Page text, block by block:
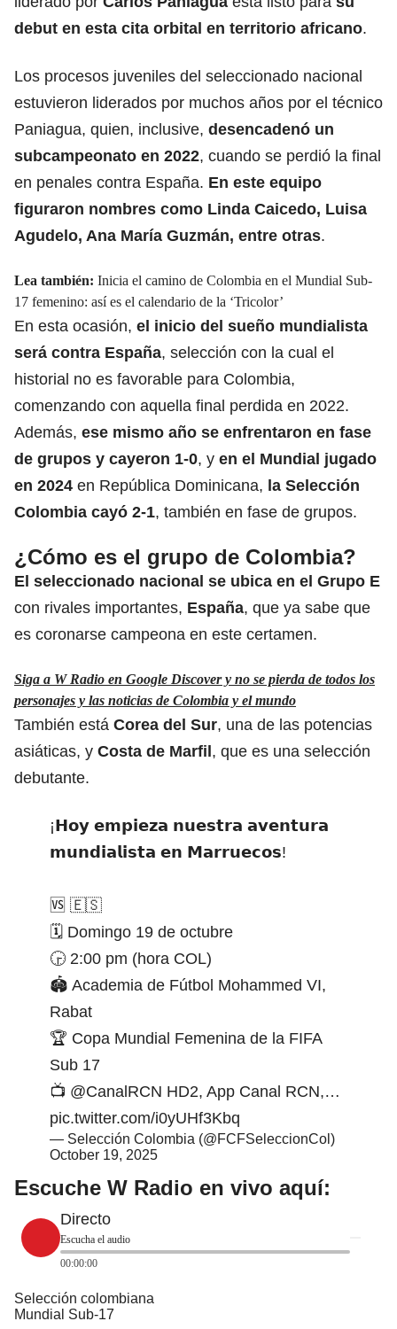
debut en esta cita orbital en territorio africano.
Los procesos juveniles del seleccionado nacional
estuvieron liderados por muchos años por el técnico
Paniagua, quien, inclusive, desencadenó un
subcampeonato en 2022, cuando se perdió la final
en penales contra España. En este equipo
figuraron nombres como Linda Caicedo, Luisa
Agudelo, Ana María Guzmán, entre otras.
Lea también: Inicia el camino de Colombia en el Mundial Sub-
17 femenino: así es el calendario de la ‘Tricolor’
En esta ocasión, el inicio del sueño mundialista
será contra España, selección con la cual el
historial no es favorable para Colombia,
comenzando con aquella final perdida en 2022.
Además, ese mismo año se enfrentaron en fase
de grupos y cayeron 1-0, y en el Mundial jugado
en 2024 en República Dominicana, la Selección
Colombia cayó 2-1, también en fase de grupos.
¿Cómo es el grupo de Colombia?
El seleccionado nacional se ubica en el Grupo E
con rivales importantes, España, que ya sabe que
es coronarse campeona en este certamen.
Siga a W Radio en Google Discover y no se pierda de todos los
personajes y las noticias de Colombia y el mundo
También está Corea del Sur, una de las potencias
asiáticas, y Costa de Marfil, que es una selección
debutante.
¡𝗛𝗼𝘆 𝗲𝗺𝗽𝗶𝗲𝘇𝗮 𝗻𝘂𝗲𝘀𝘁𝗿𝗮 𝗮𝘃𝗲𝗻𝘁𝘂𝗿𝗮
𝗺𝘂𝗻𝗱𝗶𝗮𝗹𝗶𝘀𝘁𝗮 𝗲𝗻 𝗠𝗮𝗿𝗿𝘂𝗲𝗰𝗼𝘀!
🆚 🇪🇸
🗓 Domingo 19 de octubre
🕞 2:00 pm (hora COL)
🏟 Academia de Fútbol Mohammed VI,
Rabat
🏆 Copa Mundial Femenina de la FIFA
Sub 17
📺 @CanalRCN HD2, App Canal RCN,…
pic.twitter.com/i0yUHf3Kbq
— Selección Colombia (@FCFSeleccionCol)
October 19, 2025
Escuche W Radio en vivo aquí:
Directo
Escucha el audio
00:00:00
Selección colombiana
Mundial Sub-17